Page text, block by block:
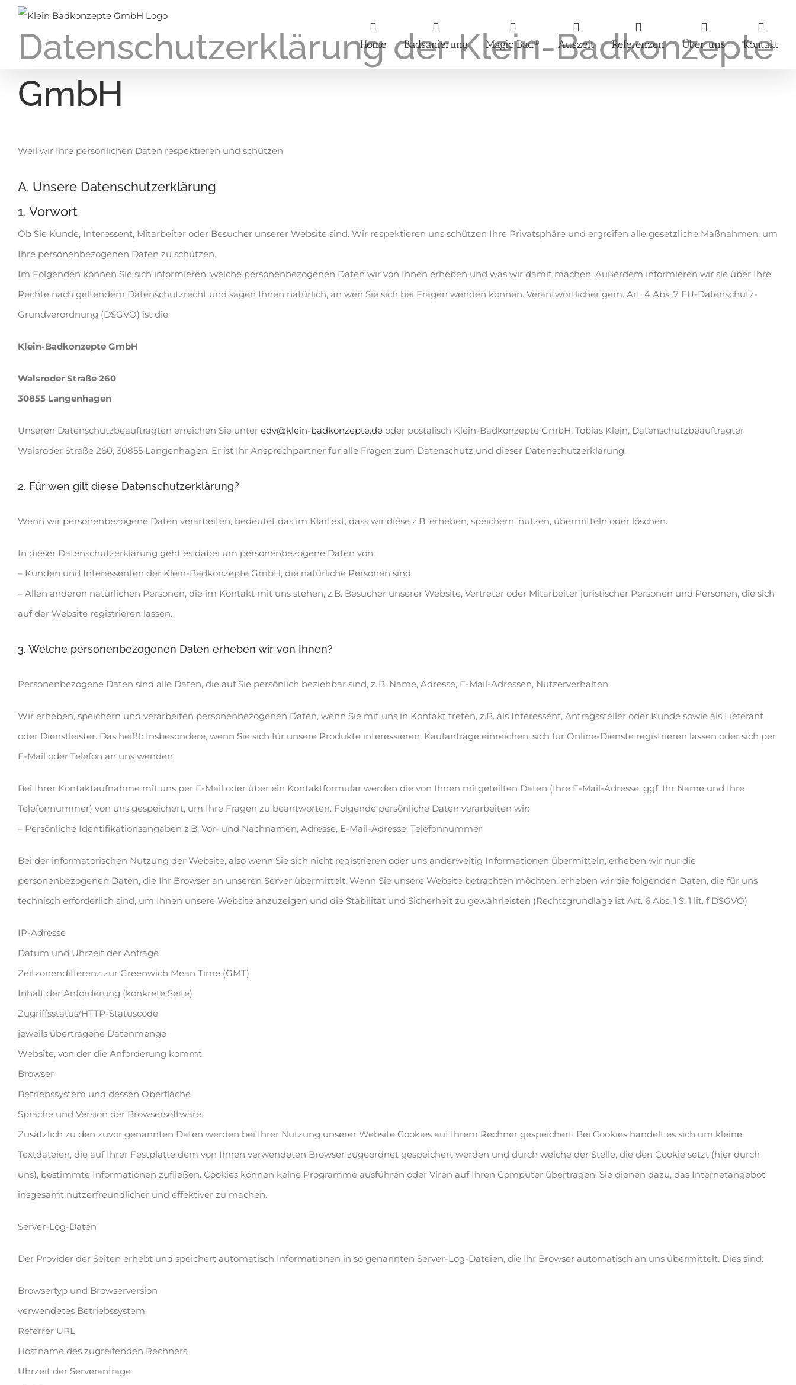
Zum
springen
Home Badsanierung Magic Bad® Auszeit Referenzen Über uns Kontakt
Datenschutzerklärung der Klein-Badkonzepte
GmbH
Weil wir Ihre persönlichen Daten respektieren und schützen
A. Unsere Datenschutzerklärung
1. Vorwort
Ob Sie Kunde, Interessent, Mitarbeiter oder Besucher unserer Website sind. Wir respektieren uns schützen Ihre Privatsphäre und ergreifen alle gesetzliche Maßnahmen, um
Ihre personenbezogenen Daten zu schützen.
Im Folgenden können Sie sich informieren, welche personenbezogenen Daten wir von Ihnen erheben und was wir damit machen. Außerdem informieren wir sie über Ihre
Rechte nach geltendem Datenschutzrecht und sagen Ihnen natürlich, an wen Sie sich bei Fragen wenden können. Verantwortlicher gem. Art. 4 Abs. 7 EU-Datenschutz-
Grundverordnung (DSGVO) ist die
Klein-Badkonzepte GmbH
Walsroder Straße 260
30855 Langenhagen
Unseren Datenschutzbeauftragten erreichen Sie unter edv@klein-badkonzepte.de oder postalisch Klein-Badkonzepte GmbH, Tobias Klein, Datenschutzbeauftragter
Walsroder Straße 260, 30855 Langenhagen. Er ist Ihr Ansprechpartner für alle Fragen zum Datenschutz und dieser Datenschutzerklärung.
2. Für wen gilt diese Datenschutzerklärung?
Wenn wir personenbezogene Daten verarbeiten, bedeutet das im Klartext, dass wir diese z.B. erheben, speichern, nutzen, übermitteln oder löschen.
In dieser Datenschutzerklärung geht es dabei um personenbezogene Daten von:
– Kunden und Interessenten der Klein-Badkonzepte GmbH, die natürliche Personen sind
– Allen anderen natürlichen Personen, die im Kontakt mit uns stehen, z.B. Besucher unserer Website, Vertreter oder Mitarbeiter juristischer Personen und Personen, die sich
auf der Website registrieren lassen.
3. Welche personenbezogenen Daten erheben wir von Ihnen?
Personenbezogene Daten sind alle Daten, die auf Sie persönlich beziehbar sind, z. B. Name, Adresse, E-Mail-Adressen, Nutzerverhalten.
Wir erheben, speichern und verarbeiten personenbezogenen Daten, wenn Sie mit uns in Kontakt treten, z.B. als Interessent, Antragssteller oder Kunde sowie als Lieferant
oder Dienstleister. Das heißt: Insbesondere, wenn Sie sich für unsere Produkte interessieren, Kaufanträge einreichen, sich für Online-Dienste registrieren lassen oder sich per
E-Mail oder Telefon an uns wenden.
Bei Ihrer Kontaktaufnahme mit uns per E-Mail oder über ein Kontaktformular werden die von Ihnen mitgeteilten Daten (Ihre E-Mail-Adresse, ggf. Ihr Name und Ihre
Telefonnummer) von uns gespeichert, um Ihre Fragen zu beantworten. Folgende persönliche Daten verarbeiten wir:
– Persönliche Identifikationsangaben z.B. Vor- und Nachnamen, Adresse, E-Mail-Adresse, Telefonnummer
Bei der informatorischen Nutzung der Website, also wenn Sie sich nicht registrieren oder uns anderweitig Informationen übermitteln, erheben wir nur die
personenbezogenen Daten, die Ihr Browser an unseren Server übermittelt. Wenn Sie unsere Website betrachten möchten, erheben wir die folgenden Daten, die für uns
technisch erforderlich sind, um Ihnen unsere Website anzuzeigen und die Stabilität und Sicherheit zu gewährleisten (Rechtsgrundlage ist Art. 6 Abs. 1 S. 1 lit. f DSGVO)
IP-Adresse
Datum und Uhrzeit der Anfrage
Zeitzonendifferenz zur Greenwich Mean Time (GMT)
Inhalt der Anforderung (konkrete Seite)
Zugriffsstatus/HTTP-Statuscode
jeweils übertragene Datenmenge
Website, von der die Anforderung kommt
Browser
Betriebssystem und dessen Oberfläche
Sprache und Version der Browsersoftware.
Zusätzlich zu den zuvor genannten Daten werden bei Ihrer Nutzung unserer Website Cookies auf Ihrem Rechner gespeichert. Bei Cookies handelt es sich um kleine
Textdateien, die auf Ihrer Festplatte dem von Ihnen verwendeten Browser zugeordnet gespeichert werden und durch welche der Stelle, die den Cookie setzt (hier durch
uns), bestimmte Informationen zufließen. Cookies können keine Programme ausführen oder Viren auf Ihren Computer übertragen. Sie dienen dazu, das Internetangebot
insgesamt nutzerfreundlicher und effektiver zu machen.
Server-Log-Daten
Der Provider der Seiten erhebt und speichert automatisch Informationen in so genannten Server-Log-Dateien, die Ihr Browser automatisch an uns übermittelt. Dies sind:
Browsertyp und Browserversion
verwendetes Betriebssystem
Referrer URL
Hostname des zugreifenden Rechners
Uhrzeit der Serveranfrage